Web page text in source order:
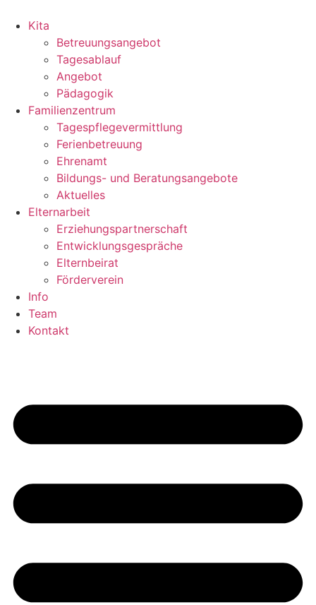
Kita
Betreuungsangebot
Tagesablauf
Angebot
Pädagogik
Familienzentrum
Tagespflegevermittlung
Ferienbetreuung
Ehrenamt
Bildungs- und Beratungsangebote
Aktuelles
Elternarbeit
Erziehungspartnerschaft
Entwicklungsgespräche
Elternbeirat
Förderverein
Info
Team
Kontakt